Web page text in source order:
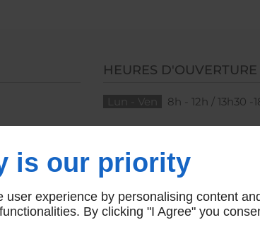
HEURES D'OUVERTURE
Lun - Ven 8h - 12h / 13h30 -
is our priority
user experience by personalising content
By clicking "I Agree" you